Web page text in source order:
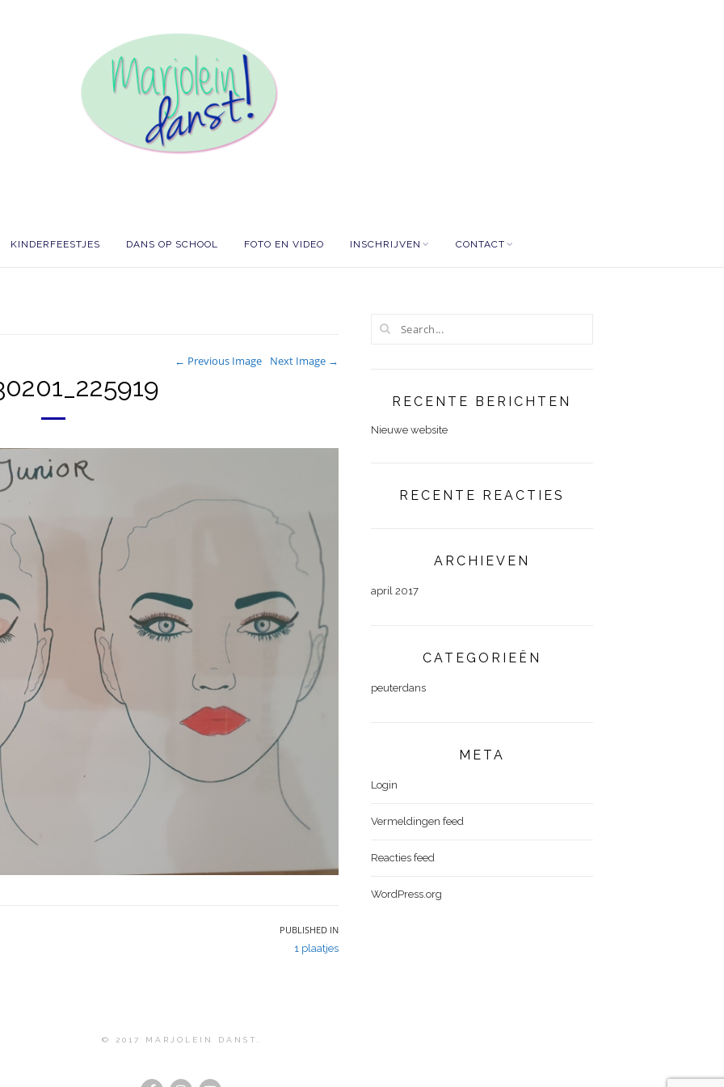
KINDERFEESTJES DANS OP SCHOOL FOTO EN VIDEO INSCHRIJVEN CONTACT
← Previous Image Next Image →
PUBLISHED IN
1 plaatjes
RECENTE BERICHTEN
Nieuwe website
RECENTE REACTIES
ARCHIEVEN
april 2017
CATEGORIEËN
peuterdans
META
Login
Vermeldingen feed
Reacties feed
WordPress.org
© 2017 MARJOLEIN DANST.